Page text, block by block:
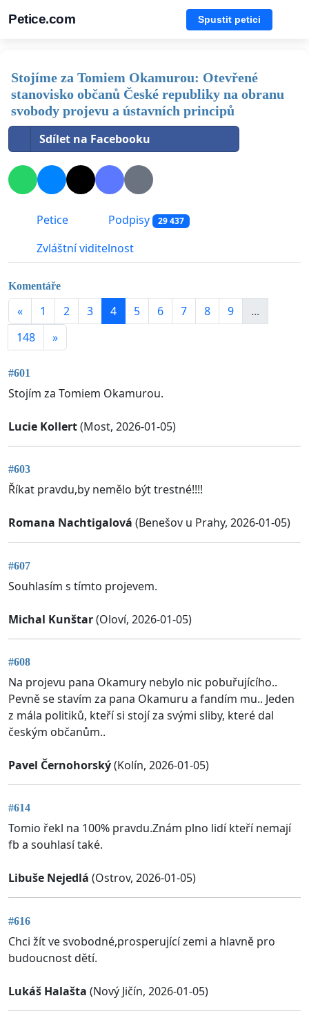
Petice.com Spustit petici
Stojíme za Tomiem Okamurou: Otevřené
stanovisko občanů České republiky na obranu
svobody projevu a ústavních principů
Sdílet na Facebooku
Petice Podpisy 29 437
Zvláštní viditelnost
Komentáře
« 1 2 3 4 5 6 7 8 9
...
148
»
#601
Stojím za Tomiem Okamurou.
Lucie Kollert(Most, 2026-01-05)
#603
Říkat pravdu,by nemělo být trestné!!!!
Romana Nachtigalová (Benešov u Prahy, 2026-01-05)
#607
Souhlasím s tímto projevem.
Michal Kunštar(Oloví, 2026-01-05)
#608
Na projevu pana Okamury nebylo nic pobuřujícího..
Pevně se stavím za pana Okamuru a fandím mu.. Jeden
z mála politiků, kteří si stojí za svými sliby, které dal
českým občanům..
Pavel Černohorský(Kolín, 2026-01-05)
#614
Tomio řekl na 100% pravdu.Znám plno lidí kteří nemají
fb a souhlasí také.
Libuše Nejedlá (Ostrov, 2026-01-05)
#616
Chci žít ve svobodné,prosperující zemi a hlavně pro
budoucnost dětí.
Lukáš Halašta (Nový Jičín, 2026-01-05)